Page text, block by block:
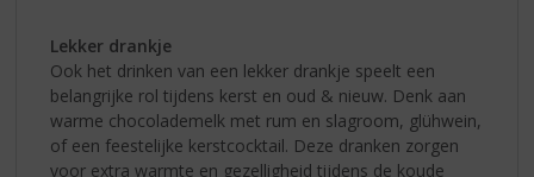
Lekker drankje
Ook het drinken van een lekker drankje speelt een
belangrijke rol tijdens kerst en oud & nieuw. Denk aan
warme chocolademelk met rum en slagroom, glühwein,
of een feestelijke kerstcocktail. Deze dranken zorgen
voor extra warmte en gezelligheid tijdens de koude